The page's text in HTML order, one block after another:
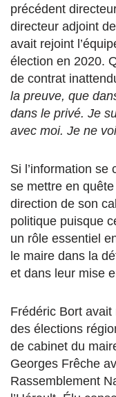
précédent
directeur adjoint
avait rejoint
élection en 2020.
de contrat
la preuve, que
dans le privé. Je
avec moi. Je ne
Si l’information se
se mettre en
direction de son
politique puisque
un rôle essentiel
le maire dans la
et dans leur mise
Frédéric Bort
des élections
de cabinet du
Georges Frêche
Rassemblement